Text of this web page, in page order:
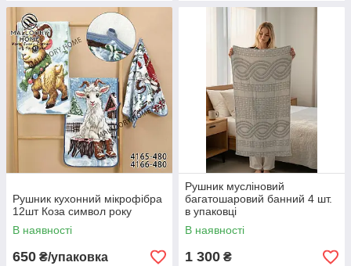
Рушник кухонний мікрофібра
12шт Коза символ року
В наявності
650 ₴/упаковка
Рушник мусліновий
багатошаровий банний 4 шт.
в упаковці
В наявності
1 300 ₴